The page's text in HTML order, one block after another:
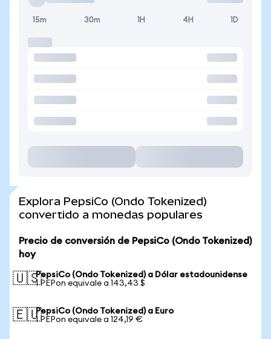
15m 30m 1H 4H 1D
Explora PepsiCo (Ondo Tokenized)
convertido a monedas populares
Precio de conversión de PepsiCo (Ondo Tokenized)
hoy
🇺🇸PepsiCo (Ondo Tokenized) a Dólar estadounidense
1 PEPon equivale a 143,43 $
🇪🇺PepsiCo (Ondo Tokenized) a Euro
1 PEPon equivale a 124,19 €